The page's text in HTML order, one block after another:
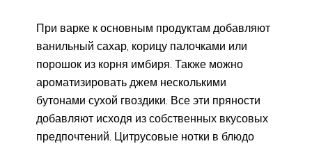
При варке к основным продуктам добавляют
ванильный сахар, корицу палочками или
порошок из корня имбиря. Также можно
ароматизировать джем несколькими
бутонами сухой гвоздики. Все эти пряности
добавляют исходя из собственных вкусовых
предпочтений. Цитрусовые нотки в блюдо